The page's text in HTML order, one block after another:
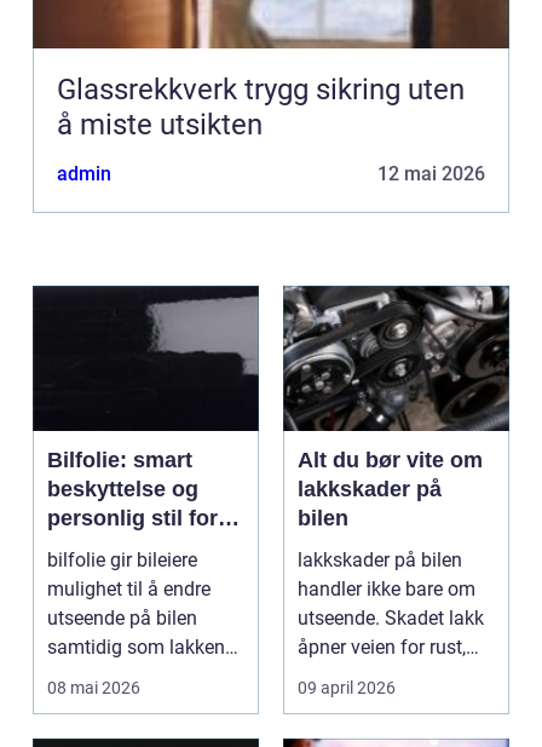
Glassrekkverk trygg sikring uten
å miste utsikten
admin 12 mai 2026
Bilfolie: smart
beskyttelse og
personlig stil for
bilen
bilfolie gir bileiere
mulighet til å endre
utseende på bilen
samtidig som lakken
får et ekstra lag m...
08 mai 2026
Alt du bør vite om
lakkskader på
bilen
lakkskader på bilen
handler ikke bare om
utseende. Skadet lakk
åpner veien for rust,
verdifall og dy...
09 april 2026